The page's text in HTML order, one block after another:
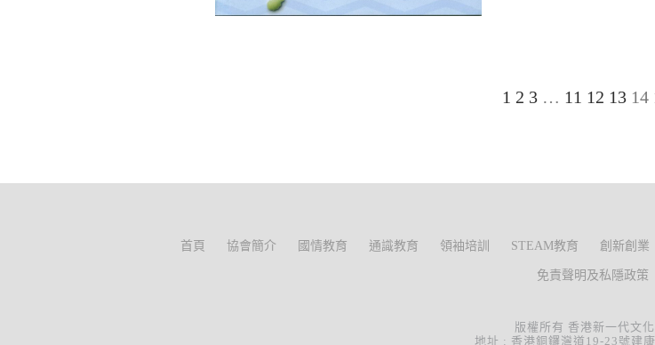
1 2 3 … 11 12 13 14
首頁 協會簡介 國情教育 通識教育 領袖培訓 STEAM教育 創新創業
免責聲明及私隱政策
版權所有 香港新一代文
地址 : 香港銅鑼灣道19-23號建